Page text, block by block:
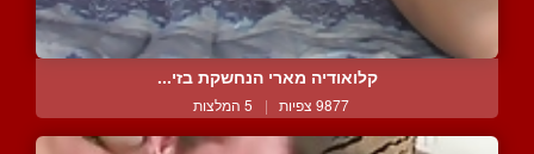
קלואודיה מארי הנחשקת בזי...
9877 צפיות | 5 המלצות